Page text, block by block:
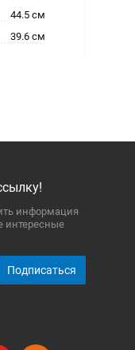
44.5 см
39.6 см
информация
интересные
Подписаться